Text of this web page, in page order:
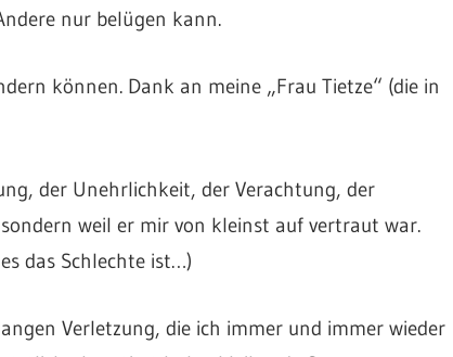
nur belügen kann.
können. Dank an meine „Frau Tietze“ (die in
der Unehrlichkeit, der Verachtung, der
weil er mir von kleinst auf vertraut war.
das Schlechte ist…)
Verletzung, die ich immer und immer wieder